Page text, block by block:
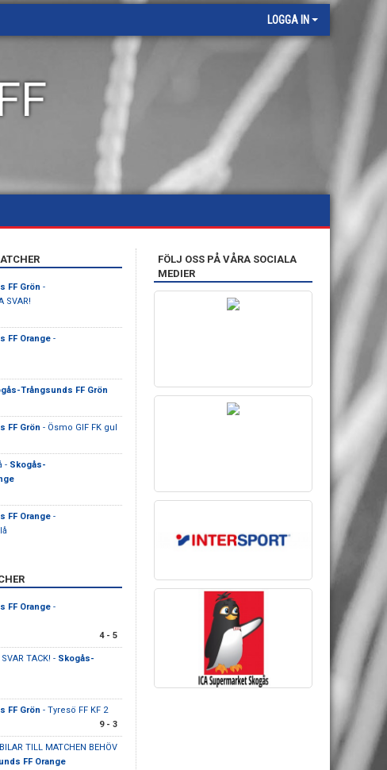
LOGGA IN
FF Grön -
SVAR!
FF Orange-
Trångsunds FF Grön
FF Grön - Ösmo GIF FK gul
- Skogås-
FF Orange-
FF Orange-
4 - 5
TACK! - Skogås-
FF Grön - Tyresö FF KF 2
9 - 3
TILL MATCHEN BEHÖV
FF Orange
FÖLJ OSS PÅ VÅRA SOCIALA
MEDIER